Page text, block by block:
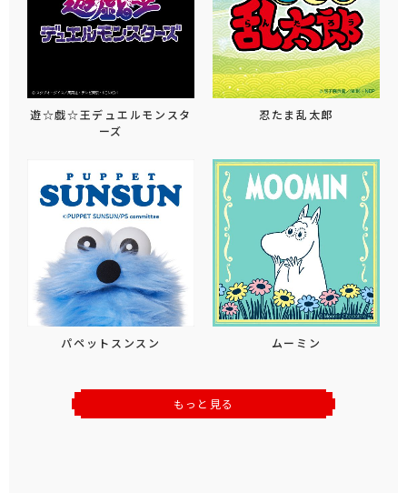
遊☆戯☆王デュエルモンスタ
ーズ
忍たま乱太郎
パペットスンスン ムーミン
もっと見る